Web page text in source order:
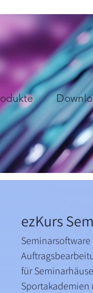
ezKurs
für
Sportakademien